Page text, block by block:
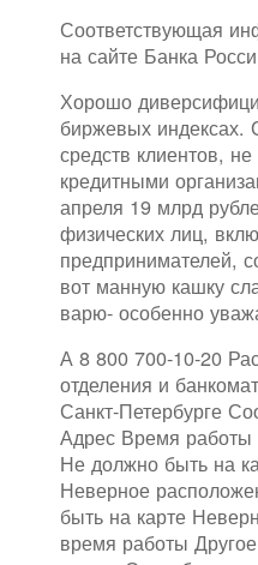
Соответствующая
на сайте Банка
Хорошо
биржевых индексах.
средств клиентов,
кредитными
апреля 19 млрд
физических лиц,
предпринимателей,
вот манную кашку
варю- особенно
А 8 800 700-10-20
отделения и
Санкт-Петербурге
Адрес Время работы
Не должно быть на
Неверное
быть на карте
время работы